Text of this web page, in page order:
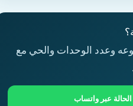
وعدد الوحدات والحي مع
عبر واتساب